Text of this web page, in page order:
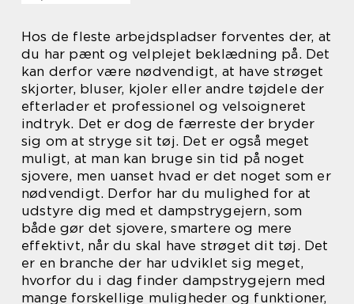
Hos de fleste arbejdspladser forventes der, at
du har pænt og velplejet beklædning på. Det
kan derfor være nødvendigt, at have strøget
skjorter, bluser, kjoler eller andre tøjdele der
efterlader et professionel og velsoigneret
indtryk. Det er dog de færreste der bryder
sig om at stryge sit tøj. Det er også meget
muligt, at man kan bruge sin tid på noget
sjovere, men uanset hvad er det noget som er
nødvendigt. Derfor har du mulighed for at
udstyre dig med et dampstrygejern, som
både gør det sjovere, smartere og mere
effektivt, når du skal have strøget dit tøj. Det
er en branche der har udviklet sig meget,
hvorfor du i dag finder dampstrygejern med
mange forskellige muligheder og funktioner,